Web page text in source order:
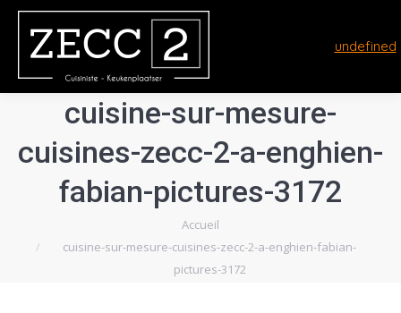
undefined
cuisine-sur-mesure-
cuisines-zecc-2-a-enghien-
fabian-pictures-3172
Accueil
cuisine-sur-mesure-cuisines-zecc-2-a-enghien-fabian-
pictures-3172